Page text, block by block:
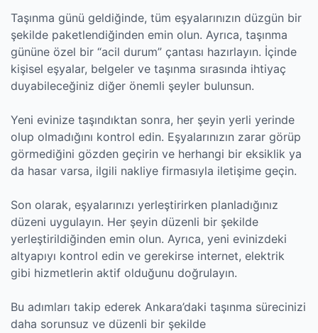
Taşınma günü geldiğinde, tüm eşyalarınızın düzgün bir
şekilde paketlendiğinden emin olun. Ayrıca, taşınma
gününe özel bir “acil durum” çantası hazırlayın. İçinde
kişisel eşyalar, belgeler ve taşınma sırasında ihtiyaç
duyabileceğiniz diğer önemli şeyler bulunsun.
Yeni evinize taşındıktan sonra, her şeyin yerli yerinde
olup olmadığını kontrol edin. Eşyalarınızın zarar görüp
görmediğini gözden geçirin ve herhangi bir eksiklik ya
da hasar varsa, ilgili nakliye firmasıyla iletişime geçin.
Son olarak, eşyalarınızı yerleştirirken planladığınız
düzeni uygulayın. Her şeyin düzenli bir şekilde
yerleştirildiğinden emin olun. Ayrıca, yeni evinizdeki
altyapıyı kontrol edin ve gerekirse internet, elektrik
gibi hizmetlerin aktif olduğunu doğrulayın.
Bu adımları takip ederek Ankara’daki taşınma sürecinizi
daha sorunsuz ve düzenli bir şekilde